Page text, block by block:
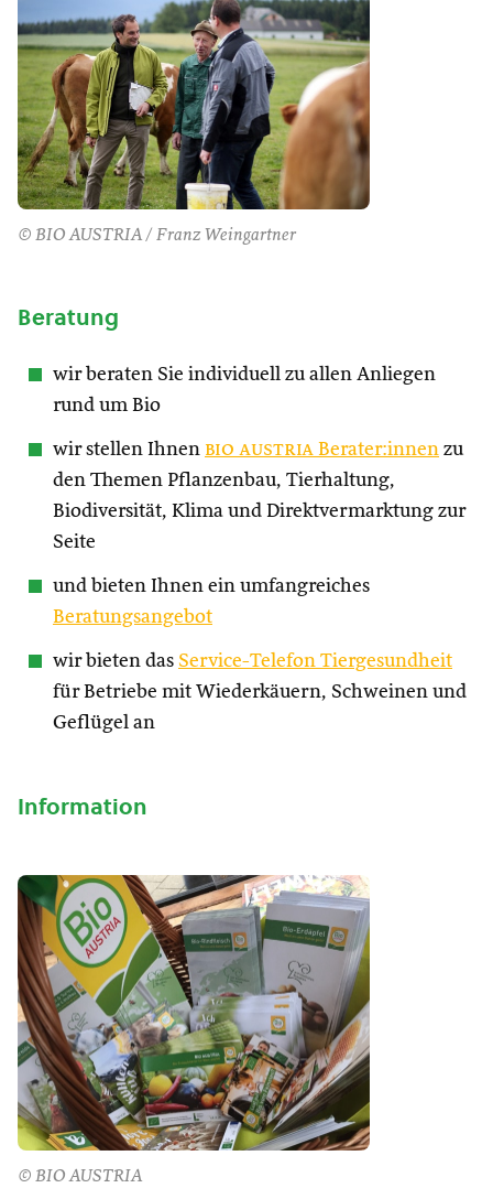
© BIO AUSTRIA / Franz Weingartner
Beratung
wir beraten Sie individuell zu allen Anliegen
rund um Bio
wir stellen Ihnen bio austria Berater:innen zu
den Themen Pflanzenbau, Tierhaltung,
Biodiversität, Klima und Direktvermarktung zur
Seite
und bieten Ihnen ein umfangreiches
Beratungsangebot
wir bieten das Service-Telefon Tiergesundheit
für Betriebe mit Wiederkäuern, Schweinen und
Geflügel an
Information
© BIO AUSTRIA